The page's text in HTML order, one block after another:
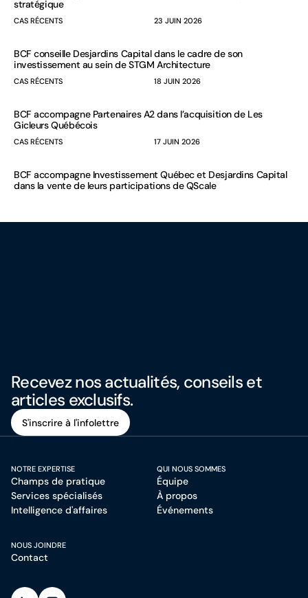
stratégique
CAS RÉCENTS 23 JUIN 2026
BCF conseille Desjardins Capital dans le cadre de son
investissement au sein de STGM Architecture
CAS RÉCENTS 18 JUIN 2026
BCF accompagne Partenaires A2 dans l’acquisition de Les
Gicleurs Québécois
CAS RÉCENTS 17 JUIN 2026
BCF accompagne Investissement Québec et Desjardins Capital
dans la vente de leurs participations de QScale
Recevez nos actualités, conseils et
articles exclusifs.
S'inscrire à l'infolettre
NOTRE EXPERTISE
Champs de pratique
Services spécialisés
Intelligence d'affaires
QUI NOUS SOMMES
Équipe
À propos
Événements
NOUS JOINDRE
Contact